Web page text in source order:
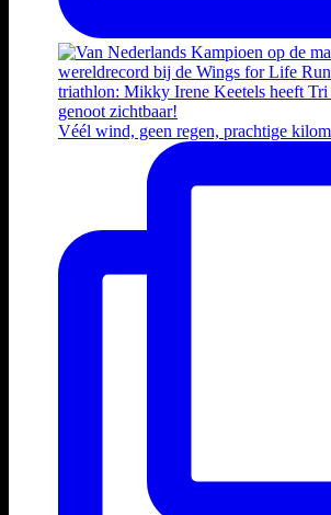
Véél wind, geen regen, prachtige